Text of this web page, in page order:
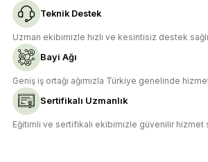
Teknik Destek
Uzman ekibimizle hızlı ve kesintisiz destek
Bayi Ağı
Geniş iş ortağı ağımızla Türkiye genelinde
Sertifikalı Uzmanlık
Eğitimli ve sertifikalı ekibimizle güvenilir hizmet